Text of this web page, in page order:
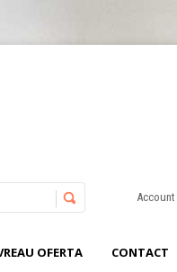
Account
OFERTA CONTACT